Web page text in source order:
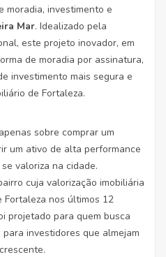
moradia, investimento e
Mar. Idealizado pela
este projeto inovador, em
de moradia por assinatura,
investimento mais segura e
de Fortaleza.
sobre comprar um
um ativo de alta performance
valoriza na cidade.
cuja valorização imobiliária
Fortaleza nos últimos 12
projetado para quem busca
investidores que almejam